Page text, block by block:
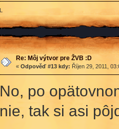
L
Re: Môj výtvor pre ŽVB :D
« Odpověď #13 kdy: Říjen 29, 2011,
No, po
nie, tak si asi